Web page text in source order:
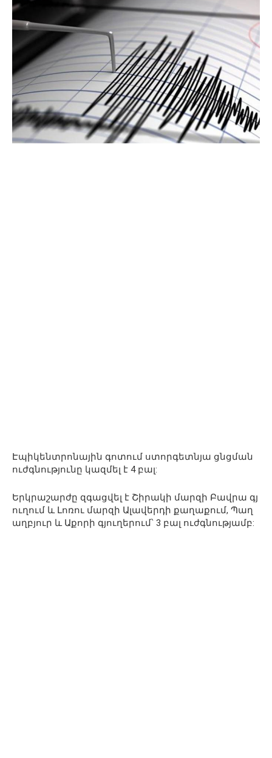
Էպիկենտրոնային գոտում ստորգետնյա ցնցման
ուժգնությունը կազմել է 4 բալ:
Երկրաշարժը զգացվել է Շիրակի մարզի Բավրա գյ
ուղում և Լոռու մարզի Ալավերդի քաղաքում, Պաղ
աղբյուր և Աքորի գյուղերում՝ 3 բալ ուժգնությամբ: